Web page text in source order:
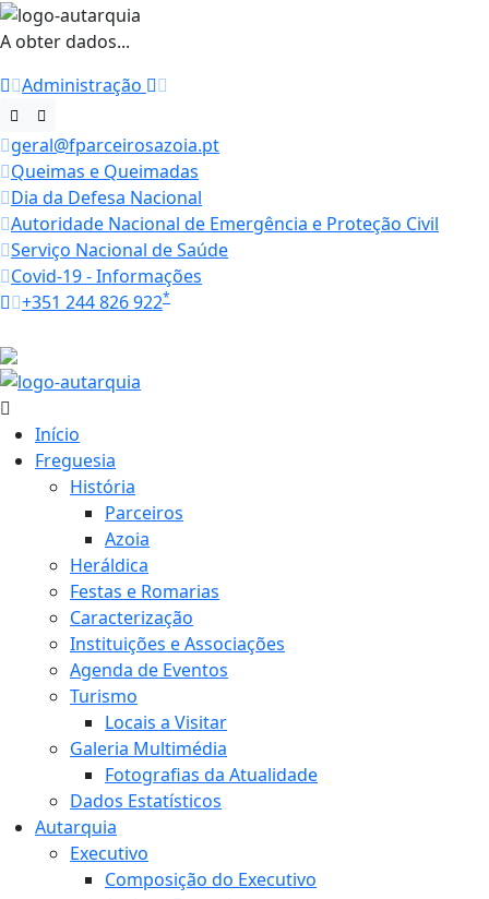
A obter dados...
Administração
geral@fparceirosazoia.pt
Queimas e Queimadas
Dia da Defesa Nacional
Autoridade Nacional de Emergência e Proteção Civil
Serviço Nacional de Saúde
Covid-19 - Informações
+351 244 826 922*
Início
Freguesia
História
Parceiros
Azoia
Heráldica
Festas e Romarias
Caracterização
Instituições e Associações
Agenda de Eventos
Turismo
Locais a Visitar
Galeria Multimédia
Fotografias da Atualidade
Dados Estatísticos
Autarquia
Executivo
Composição do Executivo